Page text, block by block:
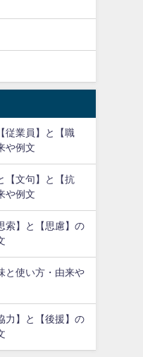
従業員】と【職
や例文
【文句】と【抗
や例文
索】と【思慮】の
と使い方・由来や
力】と【後援】の